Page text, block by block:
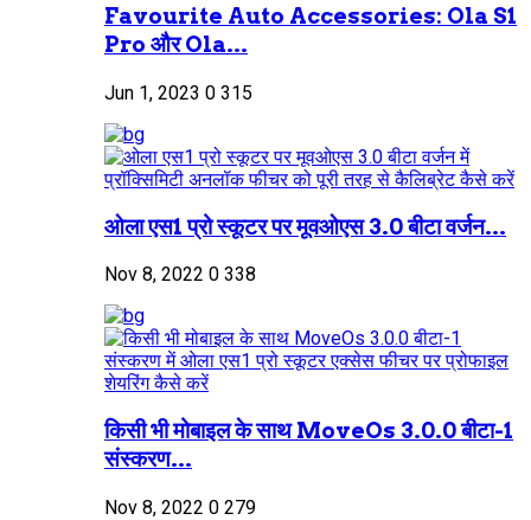
Favourite Auto Accessories: Ola S1
Pro और Ola...
Jun 1, 2023 0 315
ओला एस1 प्रो स्कूटर पर मूवओएस 3.0 बीटा वर्जन...
Nov 8, 2022 0 338
किसी भी मोबाइल के साथ MoveOs 3.0.0 बीटा-1
संस्करण...
Nov 8, 2022 0 279